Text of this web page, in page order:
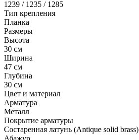
1239 / 1235 / 1285
Тип крепления
Планка
Размеры
Высота
30 см
Ширина
47 см
Глубина
30 см
Цвет и материал
Арматура
Металл
Покрытие арматуры
Состаренная латунь (Antique solid brass)
Абажур